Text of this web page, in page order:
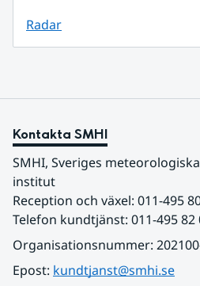
Radar
Kontakta SMHI
SMHI, Sveriges
institut
Reception och växel: 011-495
Telefon kundtjänst: 011-495 82
Organisationsnummer:
Epost: kundtjanst@smhi.se